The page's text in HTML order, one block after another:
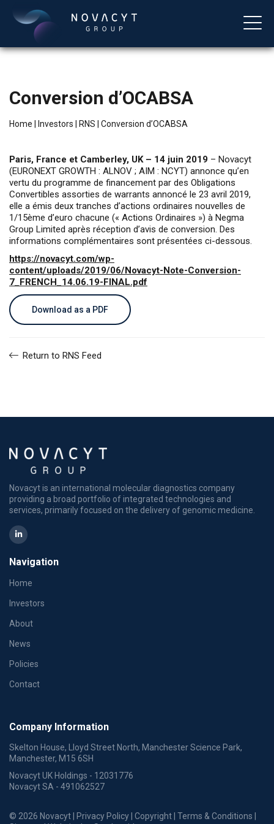
English
Conversion d’OCABSA
Home Investors RNS Conversion d’OCABSA
Paris, France et Camberley, UK – 14 juin 2019 – Novacyt
(EURONEXT GROWTH : ALNOV ; AIM : NCYT) annonce qu’en
vertu du programme de financement par des Obligations
Convertibles assorties de warrants annoncé le 23 avril 2019,
elle a émis deux tranches d’actions ordinaires nouvelles de
1/15ème d’euro chacune (« Actions Ordinaires ») à Negma
Group Limited après réception d’avis de conversion. Des
informations complémentaires sont présentées ci-dessous.
https://novacyt.com/wp-
content/uploads/2019/06/Novacyt-Note-Conversion-
7_FRENCH_14.06.19-FINAL.pdf
Download as a PDF
Return to RNS Feed
Novacyt is an international molecular diagnostics company
providing a broad portfolio of integrated technologies and
services, primarily focused on the delivery of genomic medicine.
Navigation
Home
Investors
About
News
Policies
Contact
Company Information
Skelton House, Lloyd Street North, Manchester Science Park,
Manchester, M15 6SH
Novacyt UK Holdings - 12031776
Novacyt SA - 491062527
© 2026 Novacyt | Privacy Policy Copyright Terms & Conditions